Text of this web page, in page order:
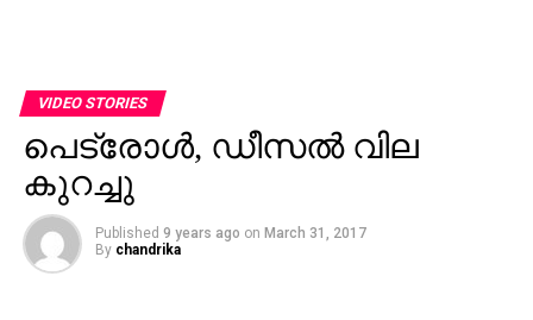
VIDEO STORIES
പെട്രോള്‍, ഡീസല്‍ വില
കുറച്ചു
Published 9 years ago on March 31, 2017
By chandrika